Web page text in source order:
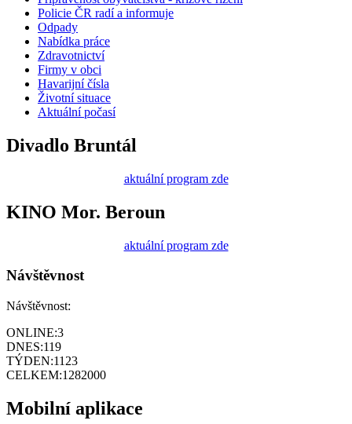
Policie ČR radí a informuje
Odpady
Nabídka práce
Zdravotnictví
Firmy v obci
Havarijní čísla
Životní situace
Aktuální počasí
Divadlo Bruntál
aktuální program zde
KINO Mor. Beroun
aktuální program zde
Návštěvnost
Návštěvnost:
ONLINE:3
DNES:119
TÝDEN:1123
CELKEM:1282000
Mobilní aplikace